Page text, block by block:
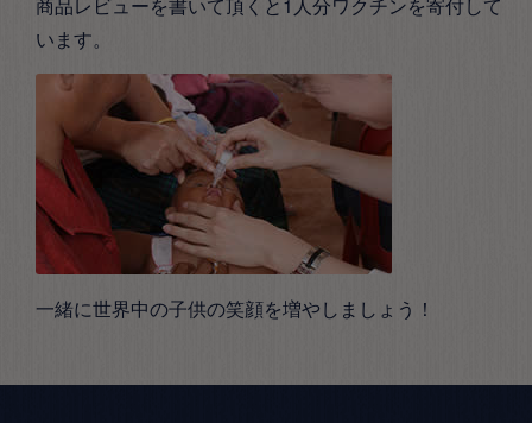
います。
一緒に世界中の子供の笑顔を増やしましょう！